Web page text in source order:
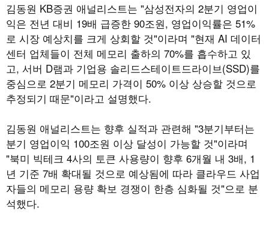
김동원 KB증권 애널리스트는 "삼성전자의 2분기 영업이
익은 전년 대비 19배 급증한 90조원, 영업이익률은 51%
로 시장 예상치를 크게 상회할 것"이라며 "현재 AI 데이터
센터 업체들이 전체 메모리 출하의 70%를 흡수하고 있
고, 서버 D램과 기업용 솔리드스테이트드라이브(SSD)를
중심으로 2분기 메모리 가격이 50% 이상 상승할 것으로
추정되기 때문"이라고 설명했다.
김동원 애널리스트는 향후 실적과 관련해 "3분기부터는
분기 영업이익 100조원 이상 달성이 가능할 것"이라며
"북미 빅테크 4사의 토큰 사용량이 향후 6개월 내 3배, 1
년 기준 7배 확대될 것으로 예상됨에 따라 클라우드 사업
자들의 메모리 용량 확보 경쟁이 한층 심화될 것"으로 분
석했다.